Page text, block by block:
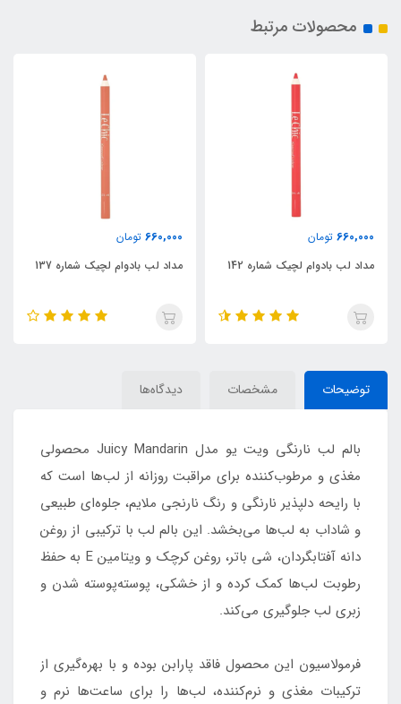
محصولات مرتبط
660,000 تومان
مداد لب بادوام لچیک شماره 142
660,000 تومان
مداد لب بادوام لچیک شماره 137
توضیحات مشخصات دیدگاه‌ها
بالم لب نارنگی ویت یو مدل Juicy Mandarin محصولی
مغذی و مرطوب‌کننده برای مراقبت روزانه از لب‌ها است که
با رایحه دلپذیر نارنگی و رنگ نارنجی ملایم، جلوه‌ای طبیعی
و شاداب به لب‌ها می‌بخشد. این بالم لب با ترکیبی از روغن
دانه آفتابگردان، شی باتر، روغن کرچک و ویتامین E به حفظ
رطوبت لب‌ها کمک کرده و از خشکی، پوسته‌پوسته شدن و
زبری لب جلوگیری می‌کند.
فرمولاسیون این محصول فاقد پارابن بوده و با بهره‌گیری از
ترکیبات مغذی و نرم‌کننده، لب‌ها را برای ساعت‌ها نرم و